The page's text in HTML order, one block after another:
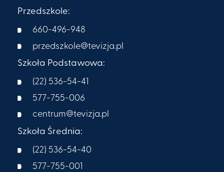
Przedszkole:
660-496-948
przedszkole@tevizja.pl
Szkoła Podstawowa:
(22) 536-54-41
577-755-006
centrum@tevizja.pl
Szkoła Średnia:
(22) 536-54-40
577-755-001